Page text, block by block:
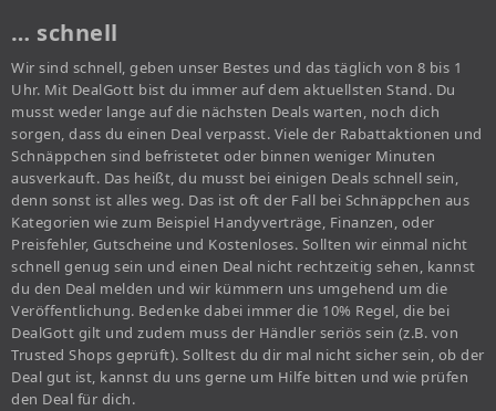
… schnell
Wir sind schnell, geben unser Bestes und das täglich von 8 bis 1
Uhr. Mit DealGott bist du immer auf dem aktuellsten Stand. Du
musst weder lange auf die nächsten Deals warten, noch dich
sorgen, dass du einen Deal verpasst. Viele der Rabattaktionen und
Schnäppchen sind befristetet oder binnen weniger Minuten
ausverkauft. Das heißt, du musst bei einigen Deals schnell sein,
denn sonst ist alles weg. Das ist oft der Fall bei Schnäppchen aus
Kategorien wie zum Beispiel Handyverträge, Finanzen, oder
Preisfehler, Gutscheine und Kostenloses. Sollten wir einmal nicht
schnell genug sein und einen Deal nicht rechtzeitig sehen, kannst
du den Deal melden und wir kümmern uns umgehend um die
Veröffentlichung. Bedenke dabei immer die 10% Regel, die bei
DealGott gilt und zudem muss der Händler seriös sein (z.B. von
Trusted Shops geprüft). Solltest du dir mal nicht sicher sein, ob der
Deal gut ist, kannst du uns gerne um Hilfe bitten und wie prüfen
den Deal für dich.